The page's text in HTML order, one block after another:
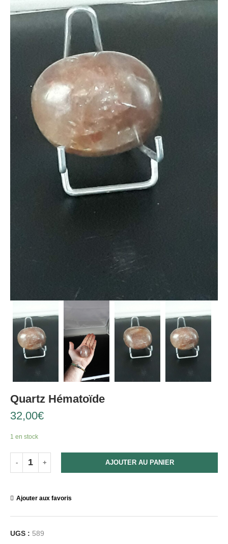
Quartz Hématoïde
32,00€
1 en stock
AJOUTER AU PANIER
Ajouter aux favoris
UGS : 589